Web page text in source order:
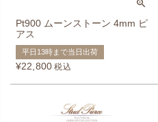
Pt900 ムーンストーン 4mm ピ
アス
平日13時まで当日出荷
¥22,800 税込